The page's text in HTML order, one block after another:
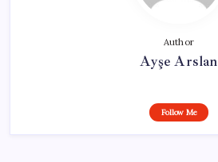
Author
Ayşe Arslan
Follow Me